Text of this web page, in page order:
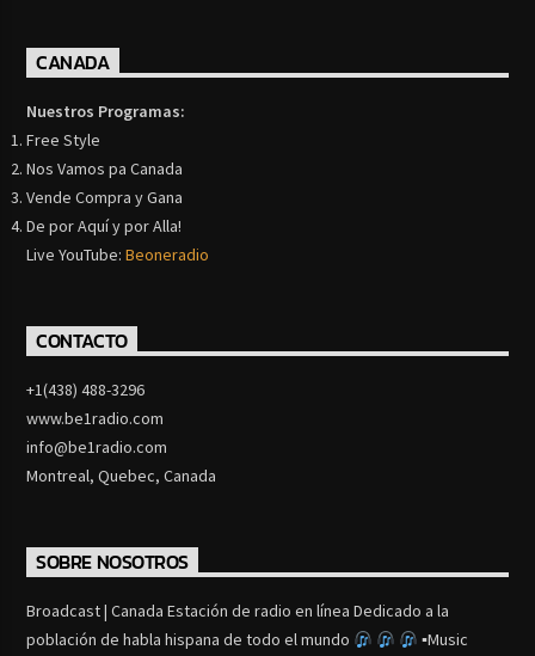
CANADA
Nuestros Programas:
Free Style
Nos Vamos pa Canada
Vende Compra y Gana
De por Aquí y por Alla!
Live YouTube:Beoneradio
CONTACTO
+1(438) 488-3296
www.be1radio.com
info@be1radio.com
Montreal, Quebec, Canada
SOBRE NOSOTROS
Broadcast | Canada Estación de radio en línea Dedicado a la
población de habla hispana de todo el mundo
▪Music